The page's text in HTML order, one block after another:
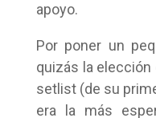
apoyo.
Por poner un
quizás la
setlist (de su
era la más